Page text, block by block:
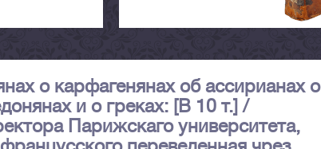
о карфагенянах об ассирианах о
и о греках: [В 10 т.] /
Парижскаго университета,